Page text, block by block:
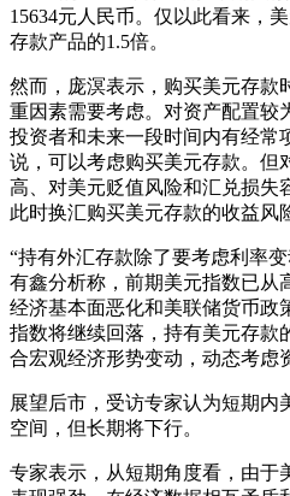
15634元人民币。仅以此看来，
存款产品的1.5倍。
然而，庞溟表示，购买美元存款
重因素需要考虑。对资产配置较
投资者和未来一段时间内有经常
说，可以考虑购买美元存款。但
高、对美元贬值风险和汇兑损失
此时换汇购买美元存款的收益风
“持有外汇存款除了要考虑利率
有鑫分析称，前期美元指数已从
经济基本面恶化和美联储货币政
指数将继续回落，持有美元存款
合宏观经济形势变动，动态考虑
展望后市，受访专家认为短期内
空间，但长期将下行。
专家表示，从短期角度看，由于